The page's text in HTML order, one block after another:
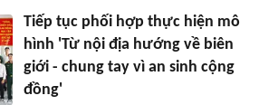
Tiếp tục phối hợp thực hiện mô
hình 'Từ nội địa hướng về biên
giới - chung tay vì an sinh cộng
đồng'